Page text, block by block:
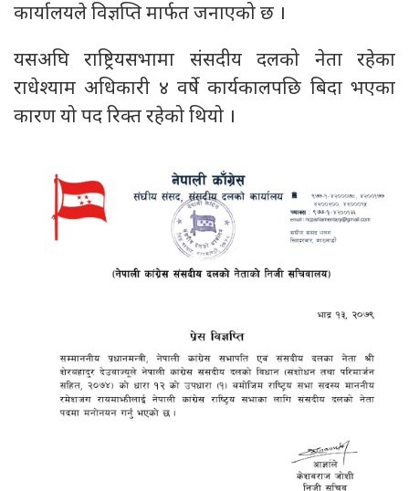
कार्यालयले विज्ञप्ति मार्फत जनाएको छ ।
यसअघि राष्ट्रियसभामा संसदीय दलको नेता रहेका
राधेश्याम अधिकारी ४ वर्षे कार्यकालपछि बिदा भएका
कारण यो पद रिक्त रहेको थियो ।